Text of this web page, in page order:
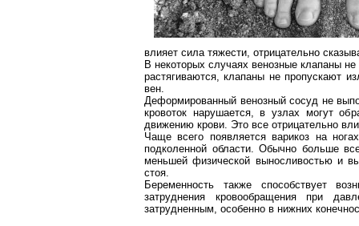
влияет сила тяжести, отрицательно
В некоторых случаях венозные клапаны
растягиваются, клапаны не пропускают
вен.
Деформированный венозный сосуд не
кровоток нарушается, в узлах могут
движению крови. Это все отрицательно
Чаще всего появляетсяварикоз на
подколенной области. Обычно больше
меньшей физической выносливостью и
стоя.
Беременность также способствует
затруднения кровообращения при
затрудненным, особенно в нижних